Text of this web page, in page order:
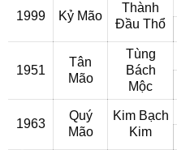
1999 Kỷ Mão
Thành
Đầu Thổ
1951
Tân
Mão
Tùng
Bách
Mộc
1963
Quý
Mão
Kim Bạch
Kim